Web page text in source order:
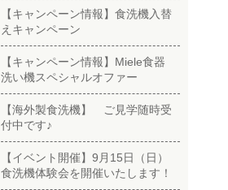
【キャンペーン情報】食洗機入替
えキャンペーン
【キャンペーン情報】Miele食器
洗い機スペシャルオファー
【海外製食洗機】 ご見学随時受
付中です♪
【イベント開催】9月15日（日）
食洗機体験会を開催いたします！